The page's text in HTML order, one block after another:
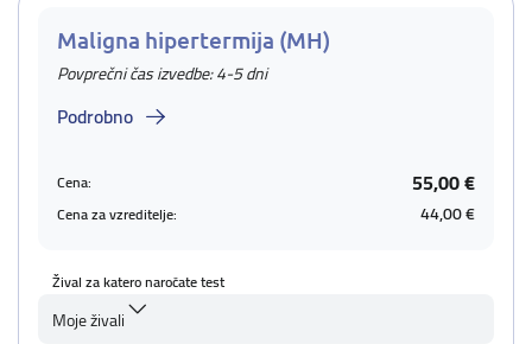
Maligna hipertermija (MH)
Povprečni čas izvedbe: 4-5 dni
Podrobno
Cena: 55,00 €
Cena za vzreditelje: 44,00 €
Žival za katero naročate test
Moje živali